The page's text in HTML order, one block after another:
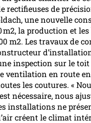
rectifieuses de
une nouvelle
m2, la production et
m2. Les travaux de
inspection sur le
ventilation en route en
les coutures. «
nécessaire, nous
installations ne
créent le climat